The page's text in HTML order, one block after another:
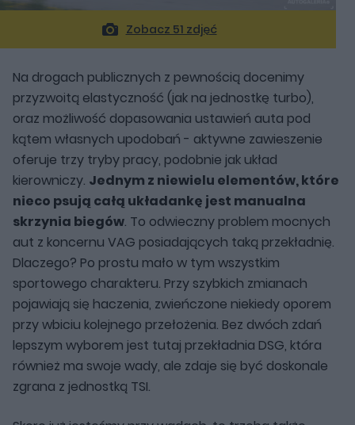
Zobacz 51 zdjęć
Na drogach publicznych z pewnością docenimy
przyzwoitą elastyczność (jak na jednostkę turbo),
oraz możliwość dopasowania ustawień auta pod
kątem własnych upodobań - aktywne zawieszenie
oferuje trzy tryby pracy, podobnie jak układ
kierowniczy. Jednym z niewielu elementów, które
nieco psują całą układankę jest manualna
skrzynia biegów. To odwieczny problem mocnych
aut z koncernu VAG posiadających taką przekładnię.
Dlaczego? Po prostu mało w tym wszystkim
sportowego charakteru. Przy szybkich zmianach
pojawiają się haczenia, zwieńczone niekiedy oporem
przy wbiciu kolejnego przełożenia. Bez dwóch zdań
lepszym wyborem jest tutaj przekładnia DSG, która
również ma swoje wady, ale zdaje się być doskonale
zgrana z jednostką TSI.